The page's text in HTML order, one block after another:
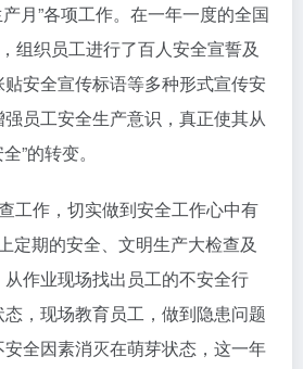
月”各项工作。在一年一度的全国
组织员工进行了百人安全宣誓及
安全宣传标语等多种形式宣传安
员工安全生产意识，真正使其从
”的转变。
工作，切实做到安全工作心中有
定期的安全、文明生产大检查及
作业现场找出员工的不安全行
，现场教育员工，做到隐患问题
全因素消灭在萌芽状态，这一年